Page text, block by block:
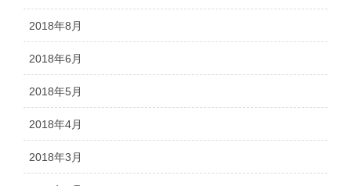
2018年8月
2018年6月
2018年5月
2018年4月
2018年3月